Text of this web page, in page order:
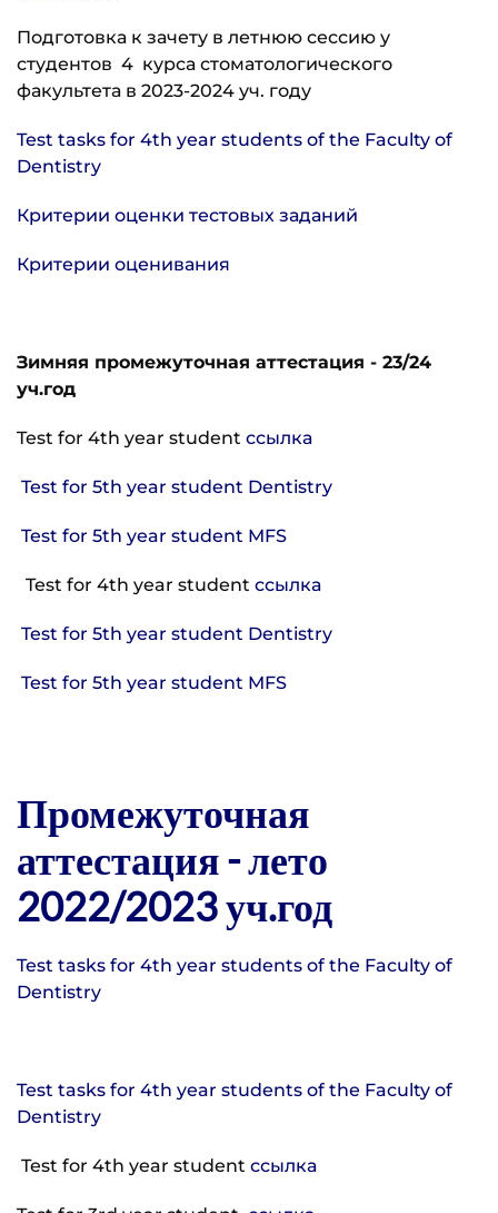
Подготовка к зачету в летнюю сессию у
студентов 4 курса стоматологического
факультета в 2023-2024 уч. году
Test tasks for 4th year students of the Faculty of
Dentistry
Критерии оценки тестовых заданий
Критерии оценивания
Зимняя промежуточная аттестация - 23/24
уч.год
Test for 4th year student ссылка
Test for 5th year student Dentistry
Test for 5th year student MFS
Test for 4th year student ссылка
Test for 5th year student Dentistry
Test for 5th year student MFS
Промежуточная
аттестация - лето
2022/2023 уч.год
Test tasks for 4th year students of the Faculty of
Dentistry
Test tasks for 4th year students of the Faculty of
Dentistry
Test for 4th year student ссылка